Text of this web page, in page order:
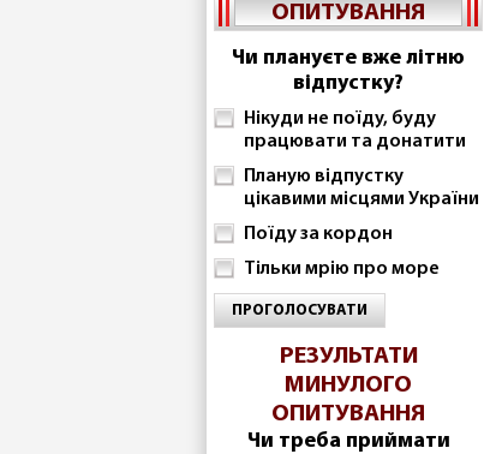
ОПИТУВАННЯ
Чи плануєте вже літню
відпустку?
Нікуди не поїду, буду
працювати та донатити
Планую відпустку
цікавими місцями України
Поїду за кордон
Тільки мрію про море
ПРОГОЛОСУВАТИ
РЕЗУЛЬТАТИ
МИНУЛОГО
ОПИТУВАННЯ
Чи треба приймати